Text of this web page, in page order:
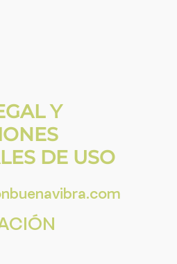
Y
DE USO